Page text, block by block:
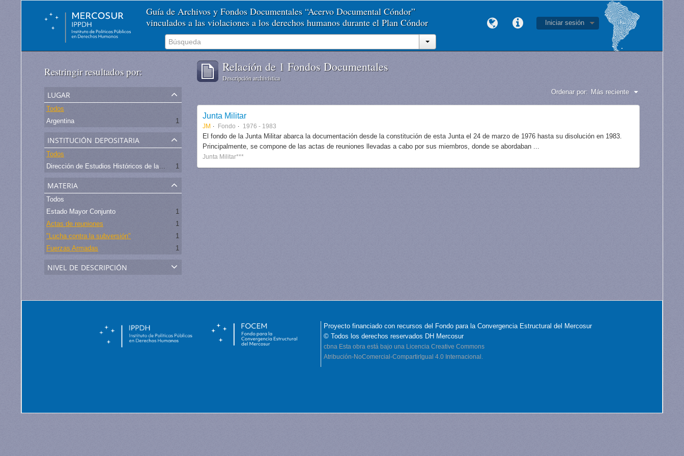
Guía de Archivos y Fondos Documentales “Acervo Documental Cóndor”
vinculados a las violaciones a los derechos humanos durante el Plan Cóndor
Iniciar sesión
Restringir resultados por:
lugar
Todos
Argentina
1
institución depositaria
Todos
Dirección de Estudios Históricos de la Fuerza Aérea
1
materia
Todos
Estado Mayor Conjunto
1
Actas de reuniones
1
"Lucha contra la subversión"
1
Fuerzas Armadas
1
nivel de descripción
Relación de 1 Fondos Documentales
Descripción archivística
Ordenar por: Más reciente
Junta Militar
JM Fondo 1976 - 1983
El fondo de la Junta Militar abarca la documentación desde la constitución de esta Junta el 24 de marzo de 1976 hasta su disolución en 1983.
Principalmente, se compone de las actas de reuniones llevadas a cabo por sus miembros, donde se abordaban ...
Junta Militar***
Proyecto financiado con recursos del Fondo para la Convergencia Estructural del Mercosur
© Todos los derechos reservados DH Mercosur
cbna Esta obra está bajo una Licencia Creative Commons
Atribución-NoComercial-CompartirIgual 4.0 Internacional.